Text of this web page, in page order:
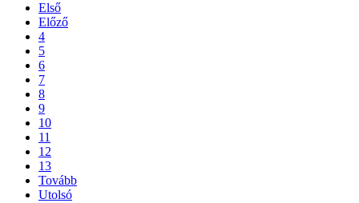
Első
Előző
4
5
6
7
8
9
10
11
12
13
Tovább
Utolsó